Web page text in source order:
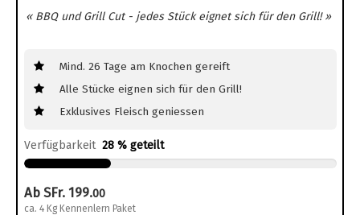
« BBQ und Grill Cut - jedes Stück eignet sich für den Grill! »
Mind. 26 Tage am Knochen gereift
Alle Stücke eignen sich für den Grill!
Exklusives Fleisch geniessen
Verfügbarkeit 28 % geteilt
Ab SFr. 199.00
ca. 4 Kg Kennenlern Paket